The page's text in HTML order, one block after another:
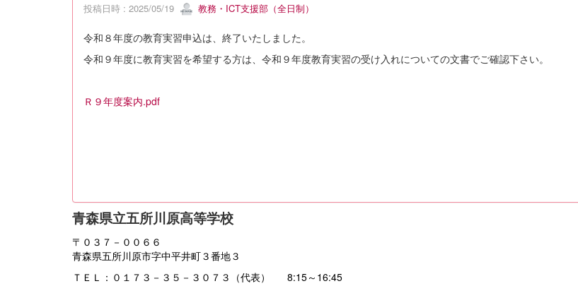
投稿日時 : 2025/05/19 教務・ICT支援部（全日制）
令和８年度の教育実習申込は、終了いたしました。
令和９年度に教育実習を希望する方は、令和９年度教育実習の受け入れについての文書でご確認下さい。
Ｒ９年度案内.pdf
青森県立五所川原高等学校
〒０３７－００６６
青森県五所川原市字中平井町３番地３
ＴＥＬ：０１７３－３５－３０７３（代表） 8:15～16:45